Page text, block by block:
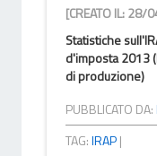
[CREATO IL:
Statistiche
d'imposta 2013
di produzione)
PUBBLICATO DA:
TAG:IRAP|